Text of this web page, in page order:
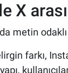
X
metin
farkı,
yapı,